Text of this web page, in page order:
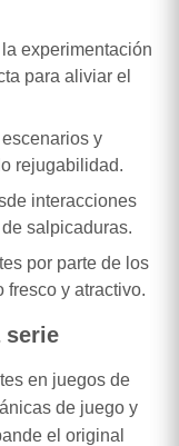
experimentación
para aliviar el
y
rejugabilidad.
interacciones
salpicaduras.
por parte de los
fresco y atractivo.
serie
en juegos de
de juego y
el original